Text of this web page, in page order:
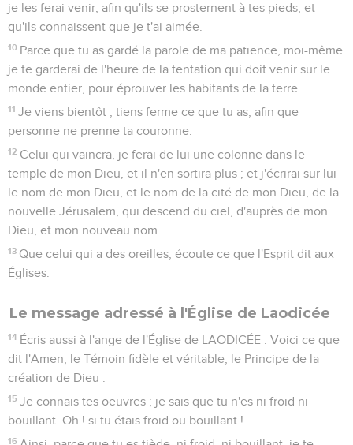
je les ferai venir, afin qu'ils se prosternent à tes pieds, et
qu'ils connaissent que je t'ai aimée.
10 Parce que tu as gardé la parole de ma patience, moi-même
je te garderai de l'heure de la tentation qui doit venir sur le
monde entier, pour éprouver les habitants de la terre.
11 Je viens bientôt ; tiens ferme ce que tu as, afin que
personne ne prenne ta couronne.
12 Celui qui vaincra, je ferai de lui une colonne dans le
temple de mon Dieu, et il n'en sortira plus ; et j'écrirai sur lui
le nom de mon Dieu, et le nom de la cité de mon Dieu, de la
nouvelle Jérusalem, qui descend du ciel, d'auprès de mon
Dieu, et mon nouveau nom.
13 Que celui qui a des oreilles, écoute ce que l'Esprit dit aux
Églises.
Le message adressé à l'Église de Laodicée
14 Écris aussi à l'ange de l'Église de LAODICÉE : Voici ce que
dit l'Amen, le Témoin fidèle et véritable, le Principe de la
création de Dieu :
15 Je connais tes oeuvres ; je sais que tu n'es ni froid ni
bouillant. Oh ! si tu étais froid ou bouillant !
16